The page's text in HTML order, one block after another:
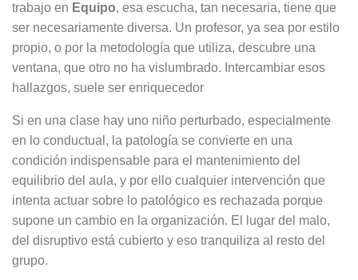
trabajo en Equipo, esa escucha, tan necesaria, tiene que
ser necesariamente diversa. Un profesor, ya sea por estilo
propio, o por la metodología que utiliza, descubre una
ventana, que otro no ha vislumbrado. Intercambiar esos
hallazgos, suele ser enriquecedor
Si en una clase hay uno niño perturbado, especialmente
en lo conductual, la patología se convierte en una
condición indispensable para el mantenimiento del
equilibrio del aula, y por ello cualquier intervención que
intenta actuar sobre lo patológico es rechazada porque
supone un cambio en la organización. El lugar del malo,
del disruptivo está cubierto y eso tranquiliza al resto del
grupo.